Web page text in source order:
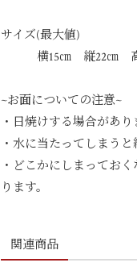
サイズ(最大値)
横15㎝ 縦22㎝ 高
~お面についての注意~
・日焼けする場合があ
・水に当たってしまう
・どこかにしまってお
ります。
関連商品